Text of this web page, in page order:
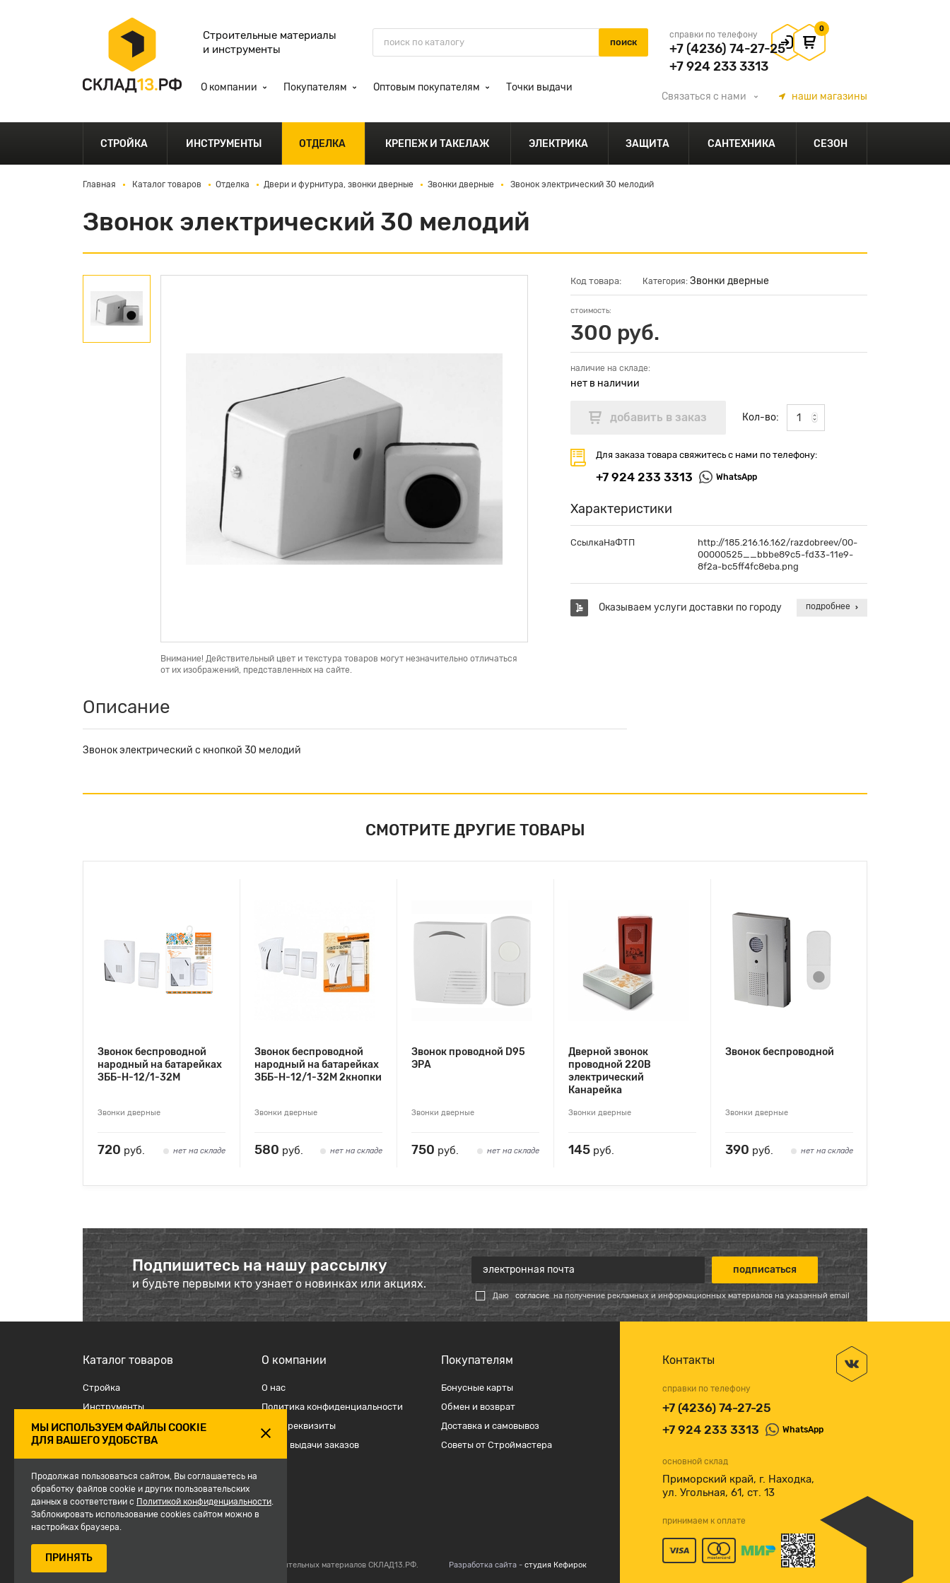
Строительные материалы
и инструменты
справки по телефону
+7 (4236) 74-27-25
+7 924 233 3313
0
О компании Покупателям Оптовым покупателям Точки выдачи
Связаться с нами наши магазины
СТРОЙКА ИНСТРУМЕНТЫ ОТДЕЛКА КРЕПЕЖ И ТАКЕЛАЖ ЭЛЕКТРИКА ЗАЩИТА САНТЕХНИКА СЕЗОН
Главная Каталог товаров Отделка Двери и фурнитура, звонки дверные Звонки дверные Звонок электрический 30 мелодий
Звонок электрический 30 мелодий
Внимание! Действительный цвет и текстура товаров могут незначительно отличаться
от их изображений, представленных на сайте.
Код товара: Категория: Звонки дверные
стоимость:
300 руб.
наличие на складе:
нет в наличии
Кол-во:
Для заказа товара свяжитесь с нами по телефону:
+7 924 233 3313 WhatsApp
Характеристики
СсылкаНаФТП
http://185.216.16.162/razdobreev/00-
00000525__bbbe89c5-fd33-11e9-
8f2a-bc5ff4fc8eba.png
Оказываем услуги доставки по городу подробнее
Описание
Звонок электрический с кнопкой 30 мелодий
СМОТРИТЕ ДРУГИЕ ТОВАРЫ
Звонок беспроводной
народный на батарейках
ЗББ-Н-12/1-32М
Звонки дверные
720 руб. нет на складе
Звонок беспроводной
народный на батарейках
ЗББ-Н-12/1-32М 2кнопки
Звонки дверные
580 руб. нет на складе
Звонок проводной D95
ЭРА
Звонки дверные
750 руб. нет на складе
Дверной звонок
проводной 220В
электрический
Канарейка
Звонки дверные
145 руб.
Звонок беспроводной
Звонки дверные
390 руб. нет на складе
Подпишитесь на нашу рассылку
и будьте первыми кто узнает о новинках или акциях.
Даю согласие на получение рекламных и информационных материалов на указанный email
Контакты
справки по телефону
+7 (4236) 74-27-25
+7 924 233 3313
WhatsApp
основной склад
Приморский край, г. Находка,
ул. Угольная, 61, ст. 13
принимаем к оплате
Каталог товаров
Стройка
Инструменты
Отделка
Крепеж и такелаж
Средства защиты, спецодежда
Сантехника
Сезон
О компании
О наc
Политика конфиденциальности
Наши реквизиты
Точки выдачи заказов
Покупателям
Бонусные карты
Обмен и возврат
Доставка и самовывоз
Советы от Строймастера
© 2007-2026, Магазин строительных материалов СКЛАД13.РФ. Разработка сайта - студия Кефирок
МЫ ИСПОЛЬЗУЕМ ФАЙЛЫ COOKIE
ДЛЯ ВАШЕГО УДОБСТВА
Продолжая пользоваться сайтом, Вы соглашаетесь на
обработку файлов cookie и других пользовательских
данных в соответствии с Политикой конфиденциальности.
Заблокировать использование cookies сайтом можно в
настройках браузера.
ПРИНЯТЬ